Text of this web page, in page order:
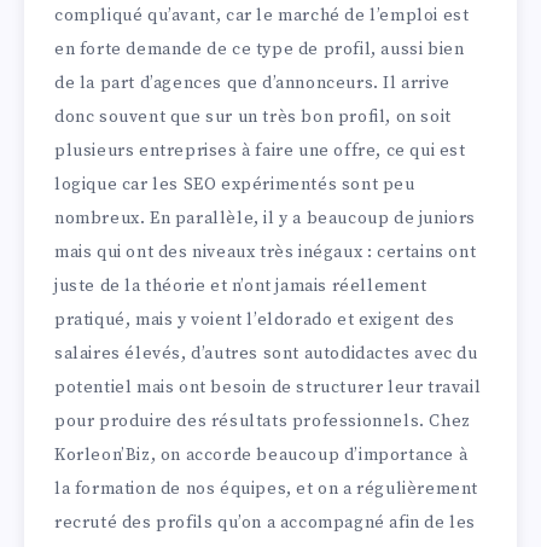
compliqué qu’avant, car le marché de l’emploi est
en forte demande de ce type de profil, aussi bien
de la part d’agences que d’annonceurs. Il arrive
donc souvent que sur un très bon profil, on soit
plusieurs entreprises à faire une offre, ce qui est
logique car les SEO expérimentés sont peu
nombreux. En parallèle, il y a beaucoup de juniors
mais qui ont des niveaux très inégaux : certains ont
juste de la théorie et n’ont jamais réellement
pratiqué, mais y voient l’eldorado et exigent des
salaires élevés, d’autres sont autodidactes avec du
potentiel mais ont besoin de structurer leur travail
pour produire des résultats professionnels. Chez
Korleon’Biz, on accorde beaucoup d’importance à
la formation de nos équipes, et on a régulièrement
recruté des profils qu’on a accompagné afin de les